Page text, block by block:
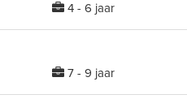
4 - 6 jaar
7 - 9 jaar